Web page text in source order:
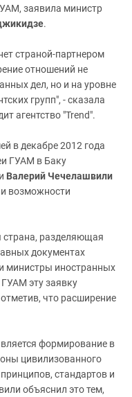
заявила министр
.
страной-партнером
отношений не
дел, но и на уровне
групп", - сказала
агентство "Trend".
в декабре 2012 года
ГУАМ в Баку
Валерий Чечелашвили
возможности
разделяющая
документах
министры иностранных
ГУАМ эту заявку
что расширение
формирование в
цивилизованного
стандартов и
объяснил это тем,